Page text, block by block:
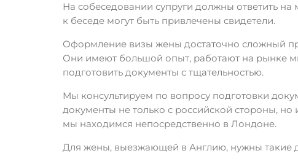
На собеседовании супруги должны ответить
к беседе могут быть привлечены свидетели.
Оформление визы жены достаточно сложный
Они имеют большой опыт, работают на рынке
подготовить документы с тщательностью.
Мы консультируем по вопросу подготовки
документы не только с российской стороны,
мы находимся непосредственно в Лондоне.
Для жены, выезжающей в Англию, нужны такие